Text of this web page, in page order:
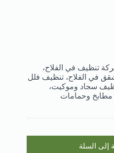
تنظيف في الفلاح،
في الفلاح، تنظيف فلل
سجاد وموكيت،
وحمامات
إلى السلة